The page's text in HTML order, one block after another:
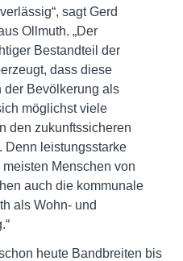
sagt Gerd
Ollmuth. „Der
Bestandteil der
dass diese
der Bevölkerung als
möglichst viele
den zukunftssicheren
Denn leistungsstarke
Menschen von
auch die kommunale
als Wohn- und
heute Bandbreiten bis